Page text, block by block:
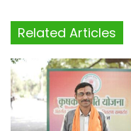
Related Articles